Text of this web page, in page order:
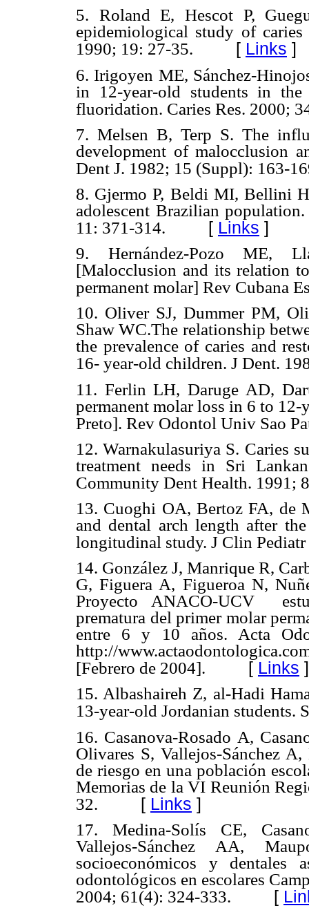
5. Roland E, Hescot P,
epidemiological study of
1990; 19: 27-35.
[ Links ]
6. Irigoyen ME, Sánchez-
in 12-year-old students in
fluoridation. Caries Res. 2000;
7. Melsen B, Terp S. The
development of malocclusion
Dent J. 1982; 15 (Suppl): 163-
8. Gjermo P, Beldi MI, Bellini
adolescent Brazilian
11: 371-314.
[ Links ]
9. Hernández-Pozo ME,
[Malocclusion and its relation
permanent molar] Rev Cubana
10. Oliver SJ, Dummer PM,
Shaw WC.The relationship
the prevalence of caries and
16- year-old children. J Dent.
11. Ferlin LH, Daruge AD,
permanent molar loss in 6 to
Preto]. Rev Odontol Univ Sao
12. Warnakulasuriya S. Caries
treatment needs in Sri
Community Dent Health. 1991;
13. Cuoghi OA, Bertoz FA, de
and dental arch length after
longitudinal study. J Clin
14. González J, Manrique R,
G, Figuera A, Figueroa N,
Proyecto ANACO-UCV
prematura del primer molar
entre 6 y 10 años. Acta
http://
[Febrero de 2004].
[ Links ]
15. Albashaireh Z, al-Hadi
13-year-old Jordanian students.
16. Casanova-Rosado A,
Olivares S, Vallejos-Sánchez
de riesgo en una población
Memorias de la VI Reunión
32.
[ Links ]
17. Medina-Solís CE,
Vallejos-Sánchez AA,
socioeconómicos y dentales
odontológicos en escolares
2004; 61(4): 324-333.
[